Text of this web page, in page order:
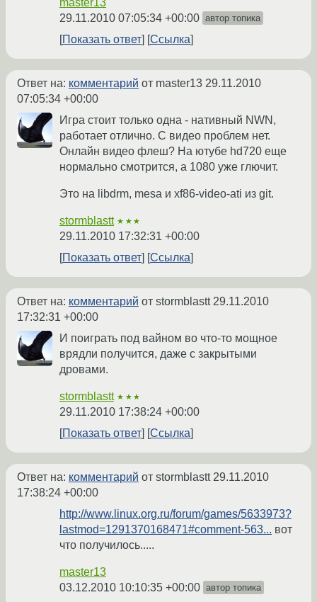
master13
29.11.2010 07:05:34 +00:00 автор топика
Показать ответ Ссылка
Ответ на: комментарий от master13 29.11.2010
07:05:34 +00:00
Игра стоит только одна - нативный NWN,
работает отлично. С видео проблем нет.
Онлайн видео флеш? На ютубе hd720 еще
нормально смотрится, а 1080 уже глючит.
Это на libdrm, mesa и xf86-video-ati из git.
stormblastt ★★★
29.11.2010 17:32:31 +00:00
Показать ответ
Ссылка
Ответ на: комментарий от stormblastt29.11.2010
17:32:31 +00:00
И поиграть под вайном во что-то мощное
врядли получится, даже с закрытыми
дровами.
stormblastt ★★★
29.11.2010 17:38:24 +00:00
Показать ответ
Ссылка
Ответ на: комментарий от stormblastt29.11.2010
17:38:24 +00:00
http://www.linux.org.ru/forum/games/5633973?
lastmod=1291370168471#comment-563... вот
что получилось.....
master13
03.12.2010 10:10:35 +00:00 автор топика